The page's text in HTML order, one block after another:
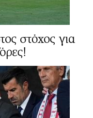
στόχος για